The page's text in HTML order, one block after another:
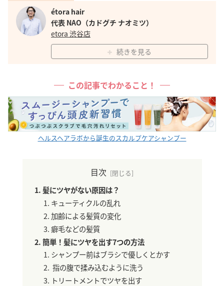
étora hair
代表 NAO（カドグチ ナオミツ）
etora 渋谷店
続きを見る
この記事でわかること！
ヘルスヘアラボから誕生のスカルプケアシャンプー
目次
髪にツヤがない原因は？
キューティクルの乱れ
加齢による髪質の変化
癖毛などの髪質
簡単！髪にツヤを出す7つの方法
シャンプー前はブラシで優しくとかす
指の腹で揉み込むように洗う
トリートメントでツヤを出す